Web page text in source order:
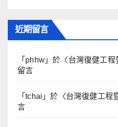
近期留言
「 phhw 」於〈台灣復健工
留言
「tchai 」於〈台灣復健工程
言